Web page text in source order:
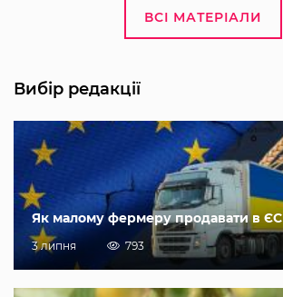
ВСІ МАТЕРІАЛИ
Вибір редакції
Як малому фермеру продавати в ЄС
3 липня 793